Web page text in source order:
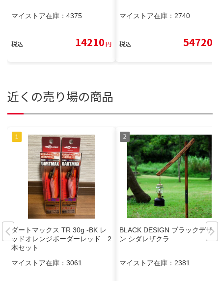
マイストア在庫： 4375
税込 14210円
マイストア在庫： 2740
税込 54720
近くの売り場の商品
ダートマックス TR 30g -BK レ
ッドオレンジボーダーレッド 2
本セット
マイストア在庫： 3061
BLACK DESIGN ブラックデザイ
ン シダレザクラ
マイストア在庫： 2381